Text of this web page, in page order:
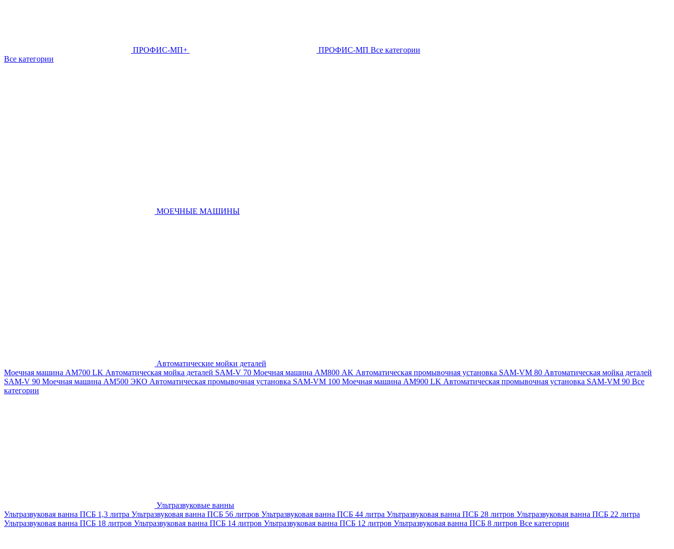
ПРОФИС-МП+ ПРОФИС-МП Все категории
Все категории
МОЕЧНЫЕ МАШИНЫ
Автоматические мойки деталей
Моечная машина AM700 LK Автоматическая мойка деталей SAM-V 70 Моечная машина АМ800 AK Автоматическая промывочная установка SAM-VM 80 Автоматическая мойка деталей
SAM-V 90 Моечная машина АМ500 ЭКО Автоматическая промывочная установка SAM-VM 100 Моечная машина AM900 LK Автоматическая промывочная установка SAM-VM 90 Все
категории
Ультразвуковые ванны
Ультразвуковая ванна ПСБ 1,3 литра Ультразвуковая ванна ПСБ 56 литров Ультразвуковая ванна ПСБ 44 литра Ультразвуковая ванна ПСБ 28 литров Ультразвуковая ванна ПСБ 22 литра
Ультразвуковая ванна ПСБ 18 литров Ультразвуковая ванна ПСБ 14 литров Ультразвуковая ванна ПСБ 12 литров Ультразвуковая ванна ПСБ 8 литров Все категории